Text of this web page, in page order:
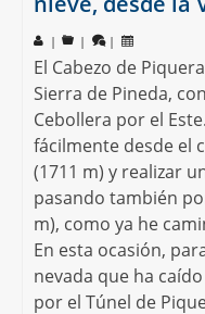
| | |
El Cabezo de
Sierra de Pineda,
Cebollera por el
fácilmente desde el
(1711 m) y realizar
pasando también
m), como ya he
En esta ocasión,
nevada que ha
por el Túnel de